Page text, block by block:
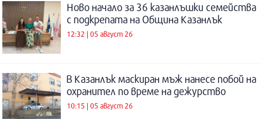
Ново начало за 36 казанлъшки семейства
с подкрепата на Община Казанлък
12:32 | 05 август 26
В Казанлък маскиран мъж нанесе побой на
охранител по време на дежурство
10:15 | 05 август 26